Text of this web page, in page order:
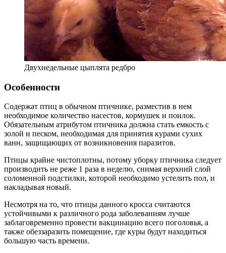
Двухнедельные цыплята редбро
Особенности
Содержат птиц в обычном птичнике, разместив в нем
необходимое количество насестов, кормушек и поилок.
Обязательным атрибутом птичника должна стать емкость с
золой и песком, необходимая для принятия курами сухих
ванн, защищающих от возникновения паразитов.
Птицы крайне чистоплотны, потому уборку птичника следует
производить не реже 1 раза в неделю, снимая верхний слой
соломенной подстилки, которой необходимо устелить пол, и
накладывая новый.
Несмотря на то, что птицы данного кросса считаются
устойчивыми к различного рода заболеваниям лучше
заблаговременно провести вакцинацию всего поголовья, а
также обеззаразить помещение, где куры будут находиться
большую часть времени.